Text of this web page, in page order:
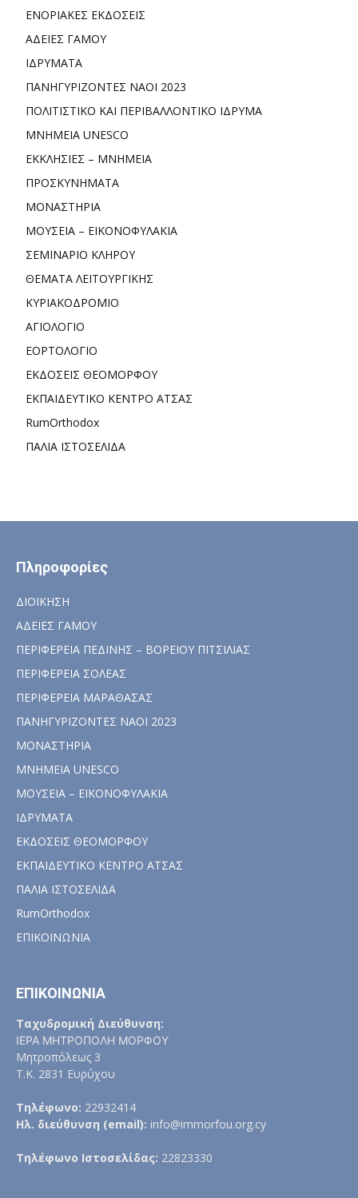
ΕΝΟΡΙΑΚΕΣ ΕΚΔΟΣΕΙΣ
ΑΔΕΙΕΣ ΓΑΜΟΥ
ΙΔΡΥΜΑΤΑ
ΠΑΝΗΓΥΡΙΖΟΝΤΕΣ ΝΑΟΙ 2023
ΠΟΛΙΤΙΣΤΙΚΟ ΚΑΙ ΠΕΡΙΒΑΛΛΟΝΤΙΚΟ ΙΔΡΥΜΑ
ΜΝΗΜΕΙΑ UNESCO
ΕΚΚΛΗΣΙΕΣ – ΜΝΗΜΕΙΑ
ΠΡΟΣΚΥΝΗΜΑΤΑ
ΜΟΝΑΣΤΗΡΙΑ
ΜΟΥΣΕΙΑ – ΕΙΚΟΝΟΦΥΛΑΚΙΑ
ΣΕΜΙΝΑΡΙΟ ΚΛΗΡΟΥ
ΘΕΜΑΤΑ ΛΕΙΤΟΥΡΓΙΚΗΣ
ΚΥΡΙΑΚΟΔΡΟΜΙΟ
ΑΓΙΟΛΟΓΙΟ
ΕΟΡΤΟΛΟΓΙΟ
ΕΚΔΟΣΕΙΣ ΘΕΟΜΟΡΦΟΥ
ΕΚΠΑΙΔΕΥΤΙΚΟ ΚΕΝΤΡΟ ΑΤΣΑΣ
RumOrthodox
ΠΑΛΙΑ ΙΣΤΟΣΕΛΙΔΑ
Πληροφορίες
ΔΙΟΙΚΗΣΗ
ΑΔΕΙΕΣ ΓΑΜΟΥ
ΠΕΡΙΦΕΡΕΙΑ ΠΕΔΙΝΗΣ – ΒΟΡΕΙΟΥ ΠΙΤΣΙΛΙΑΣ
ΠΕΡΙΦΕΡΕΙΑ ΣΟΛΕΑΣ
ΠΕΡΙΦΕΡΕΙΑ ΜΑΡΑΘΑΣΑΣ
ΠΑΝΗΓΥΡΙΖΟΝΤΕΣ ΝΑΟΙ 2023
ΜΟΝΑΣΤΗΡΙΑ
ΜΝΗΜΕΙΑ UNESCO
ΜΟΥΣΕΙΑ – ΕΙΚΟΝΟΦΥΛΑΚΙΑ
ΙΔΡΥΜΑΤΑ
ΕΚΔΟΣΕΙΣ ΘΕΟΜΟΡΦΟΥ
ΕΚΠΑΙΔΕΥΤΙΚΟ ΚΕΝΤΡΟ ΑΤΣΑΣ
ΠΑΛΙΑ ΙΣΤΟΣΕΛΙΔΑ
RumOrthodox
ΕΠΙΚΟΙΝΩΝΙΑ
ΕΠΙΚΟΙΝΩΝΙΑ
Ταχυδρομική Διεύθυνση:
ΙΕΡΑ ΜΗΤΡΟΠΟΛΗ ΜΟΡΦΟΥ
Μητροπόλεως 3
Τ.Κ. 2831 Ευρύχου
Τηλέφωνο: 22932414
Ηλ. διεύθυνση (email): info@immorfou.org.cy
Τηλέφωνο Ιστοσελίδας: 22823330